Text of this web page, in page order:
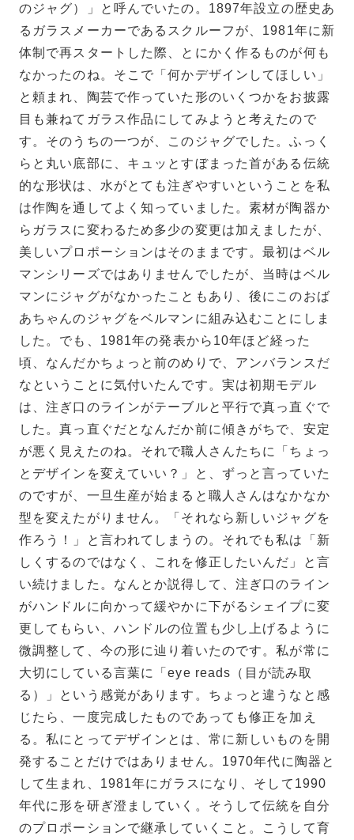
のジャグ）」と呼んでいたの。1897年設立の歴史あ
るガラスメーカーであるスクルーフが、1981年に新
体制で再スタートした際、とにかく作るものが何も
なかったのね。そこで「何かデザインしてほしい」
と頼まれ、陶芸で作っていた形のいくつかをお披露
目も兼ねてガラス作品にしてみようと考えたので
す。そのうちの一つが、このジャグでした。ふっく
らと丸い底部に、キュッとすぼまった首がある伝統
的な形状は、水がとても注ぎやすいということを私
は作陶を通してよく知っていました。素材が陶器か
らガラスに変わるため多少の変更は加えましたが、
美しいプロポーションはそのままです。最初はベル
マンシリーズではありませんでしたが、当時はベル
マンにジャグがなかったこともあり、後にこのおば
あちゃんのジャグをベルマンに組み込むことにしま
した。でも、1981年の発表から10年ほど経った
頃、なんだかちょっと前のめりで、アンバランスだ
なということに気付いたんです。実は初期モデル
は、注ぎ口のラインがテーブルと平行で真っ直ぐで
した。真っ直ぐだとなんだか前に傾きがちで、安定
が悪く見えたのね。それで職人さんたちに「ちょっ
とデザインを変えていい？」と、ずっと言っていた
のですが、一旦生産が始まると職人さんはなかなか
型を変えたがりません。「それなら新しいジャグを
作ろう！」と言われてしまうの。それでも私は「新
しくするのではなく、これを修正したいんだ」と言
い続けました。なんとか説得して、注ぎ口のライン
がハンドルに向かって緩やかに下がるシェイプに変
更してもらい、ハンドルの位置も少し上げるように
微調整して、今の形に辿り着いたのです。私が常に
大切にしている言葉に「eye reads（目が読み取
る）」という感覚があります。ちょっと違うなと感
じたら、一度完成したものであっても修正を加え
る。私にとってデザインとは、常に新しいものを開
発することだけではありません。1970年代に陶器と
して生まれ、1981年にガラスになり、そして1990
年代に形を研ぎ澄ましていく。そうして伝統を自分
のプロポーションで継承していくこと。こうして育